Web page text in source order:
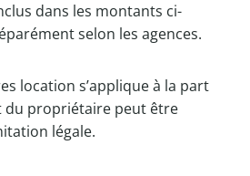
dans les montants ci-
selon les agences.
location s’applique à la part
du propriétaire peut être
légale.